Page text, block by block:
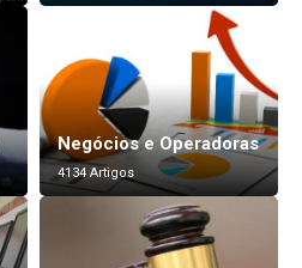
Negócios e Operadoras
4134 Artigos